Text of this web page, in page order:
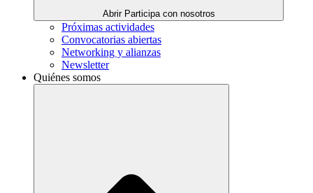
Abrir Participa con nosotros
Próximas actividades
Convocatorias abiertas
Networking y alianzas
Newsletter
Quiénes somos